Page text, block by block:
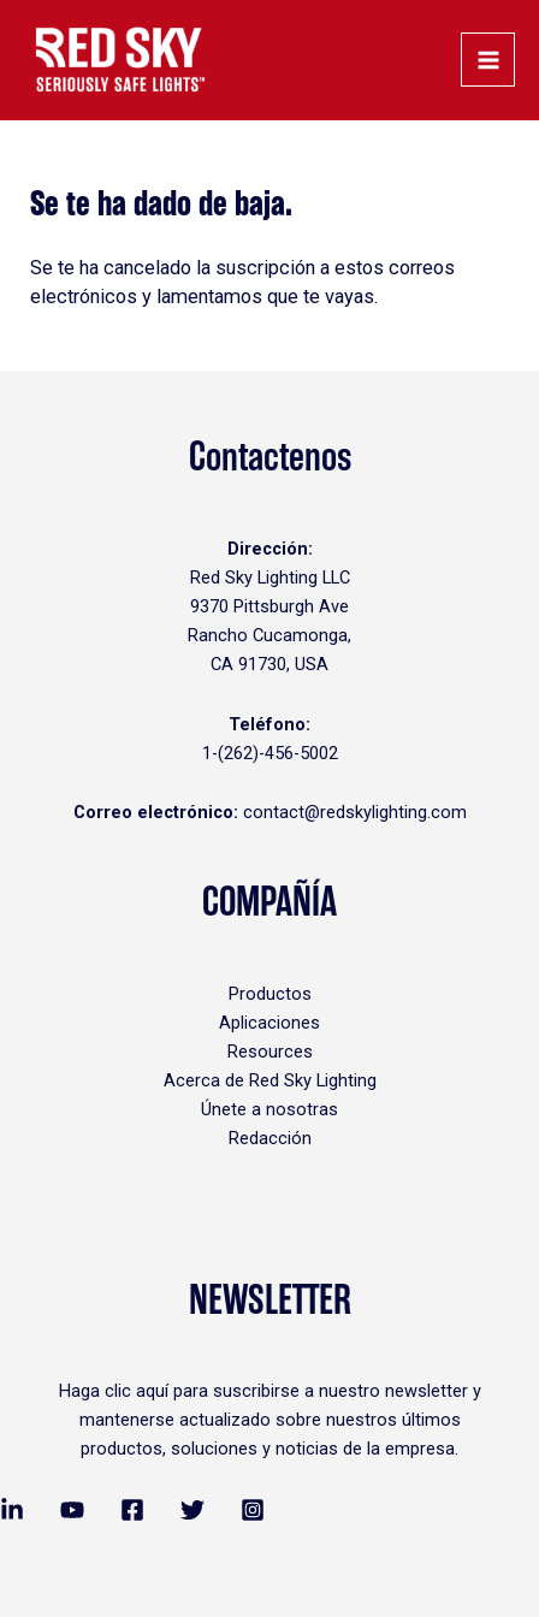
contenido
Se te ha dado de baja.
Se te ha cancelado la suscripción a estos correos
electrónicos y lamentamos que te vayas.
Contactenos
Dirección:
Red Sky Lighting LLC
9370 Pittsburgh Ave
Rancho Cucamonga,
CA 91730, USA
Teléfono:
1-(262)-456-5002
Correo electrónico: contact@redskylighting.com
COMPAÑÍA
Productos
Aplicaciones
Resources
Acerca de Red Sky Lighting
Únete a nosotras
Redacción
NEWSLETTER
Haga clic aquípara suscribirse a nuestro newsletter y
mantenerse actualizado sobre nuestros últimos
productos, soluciones y noticias de la empresa.